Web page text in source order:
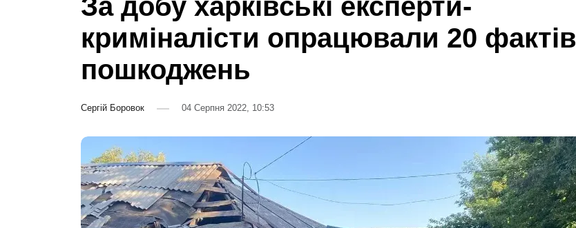
За добу харківські експерти-
криміналісти опрацювали 20 фактів
пошкоджень
Сергій Боровок 04 Серпня 2022, 10:53